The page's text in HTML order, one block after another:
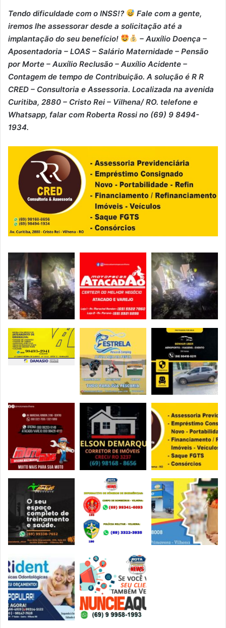
Tendo dificuldade com o INSS!?
Fale com a gente,
iremos lhe assessorar desde a solicitação até a
implantação do seu benefício!
– Auxílio Doença –
⁠Aposentadoria – ⁠LOAS – ⁠Salário Maternidade – ⁠Pensão
por Morte – ⁠Auxílio Reclusão – ⁠Auxílio Acidente –
⁠Contagem de tempo de Contribuição. A solução é R R
CRED – Consultoria e Assessoria. Localizada na avenida
Curitiba, 2880 – Cristo Rei – Vilhena/ RO. telefone e
Whatsapp, falar com Roberta Rossi no (69) 9 8494-
1934.